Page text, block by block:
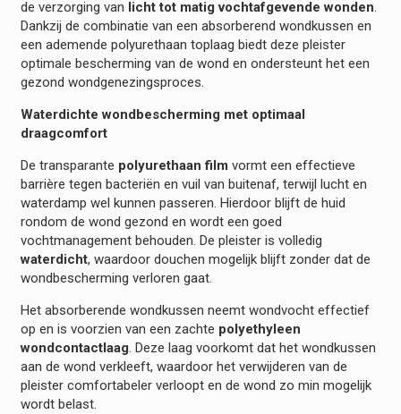
de verzorging van licht tot matig vochtafgevende wonden.
Dankzij de combinatie van een absorberend wondkussen en
een ademende polyurethaan toplaag biedt deze pleister
optimale bescherming van de wond en ondersteunt het een
gezond wondgenezingsproces.
Waterdichte wondbescherming met optimaal
draagcomfort
De transparante polyurethaan film vormt een effectieve
barrière tegen bacteriën en vuil van buitenaf, terwijl lucht en
waterdamp wel kunnen passeren. Hierdoor blijft de huid
rondom de wond gezond en wordt een goed
vochtmanagement behouden. De pleister is volledig
waterdicht, waardoor douchen mogelijk blijft zonder dat de
wondbescherming verloren gaat.
Het absorberende wondkussen neemt wondvocht effectief
op en is voorzien van een zachte polyethyleen
wondcontactlaag. Deze laag voorkomt dat het wondkussen
aan de wond verkleeft, waardoor het verwijderen van de
pleister comfortabeler verloopt en de wond zo min mogelijk
wordt belast.